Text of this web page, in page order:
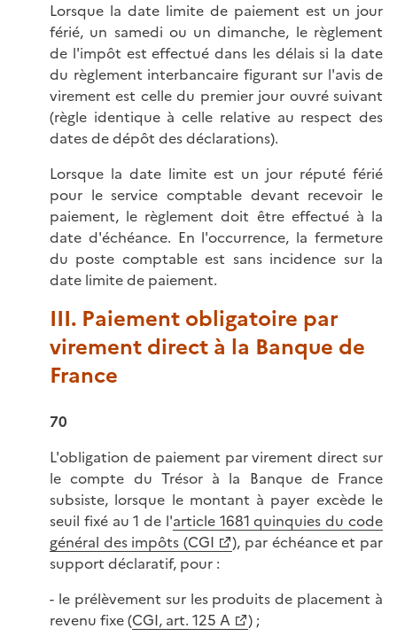
Lorsque la date limite de paiement est un jour
férié, un samedi ou un dimanche, le règlement
de l'impôt est effectué dans les délais si la date
du règlement interbancaire figurant sur l'avis de
virement est celle du premier jour ouvré suivant
(règle identique à celle relative au respect des
dates de dépôt des déclarations).
Lorsque la date limite est un jour réputé férié
pour le service comptable devant recevoir le
paiement, le règlement doit être effectué à la
date d'échéance. En l'occurrence, la fermeture
du poste comptable est sans incidence sur la
date limite de paiement.
III. Paiement obligatoire par
virement direct à la Banque de
France
70
L'obligation de paiement par virement direct sur
le compte du Trésor à la Banque de France
subsiste, lorsque le montant à payer excède le
seuil fixé au 1 de l'article 1681 quinquies du code
général des impôts (CGI
), par échéance et par
support déclaratif, pour :
- le prélèvement sur les produits de placement à
revenu fixe (CGI, art. 125 A
) ;